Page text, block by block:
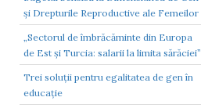
și Drepturile Reproductive ale Femeilor
„Sectorul de îmbrăcăminte din Europa
de Est și Turcia: salarii la limita sărăciei”
Trei soluții pentru egalitatea de gen în
educație